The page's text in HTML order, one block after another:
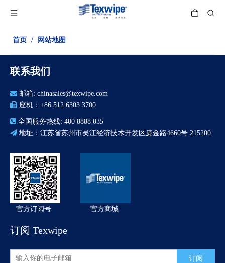
首页 / 网站地图
联系我们
 邮箱: chinasales@texwipe.com
 座机：+86 512 6303 3700
 全国服务热线: 400 8888 035
 地址：江苏省苏州市吴江经济技术开发区庞金路4660号 215200
官方订阅号 官方商城
订阅 Texwipe
订阅